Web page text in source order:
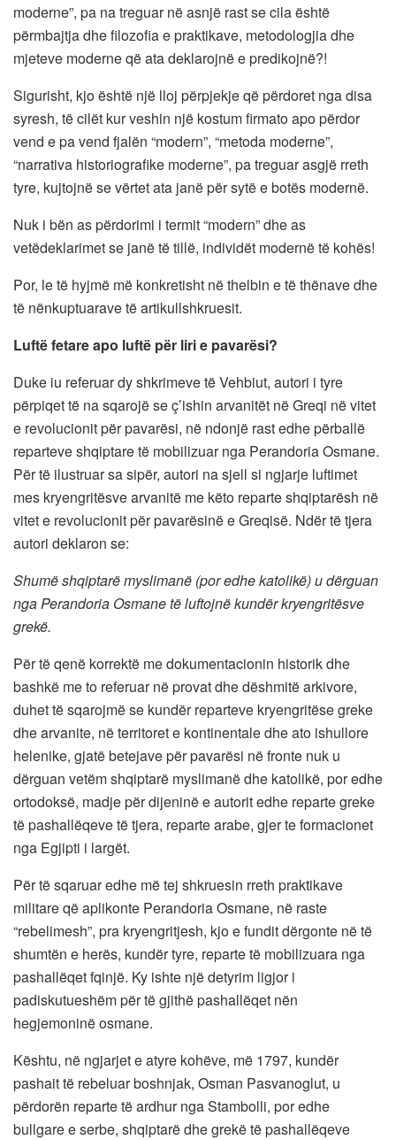
moderne”, pa na treguar në asnjë rast se cila është
përmbajtja dhe filozofia e praktikave, metodologjia dhe
mjeteve moderne që ata deklarojnë e predikojnë?!
Sigurisht, kjo është një lloj përpjekje që përdoret nga disa
syresh, të cilët kur veshin një kostum firmato apo përdor
vend e pa vend fjalën “modern”, “metoda moderne”,
“narrativa historiografike moderne”, pa treguar asgjë rreth
tyre, kujtojnë se vërtet ata janë për sytë e botës modernë.
Nuk i bën as përdorimi i termit “modern” dhe as
vetëdeklarimet se janë të tillë, individët modernë të kohës!
Por, le të hyjmë më konkretisht në thelbin e të thënave dhe
të nënkuptuarave të artikullshkruesit.
Luftë fetare apo luftë për liri e pavarësi?
Duke iu referuar dy shkrimeve të Vehbiut, autori i tyre
përpiqet të na sqarojë se ç’ishin arvanitët në Greqi në vitet
e revolucionit për pavarësi, në ndonjë rast edhe përballë
reparteve shqiptare të mobilizuar nga Perandoria Osmane.
Për të ilustruar sa sipër, autori na sjell si ngjarje luftimet
mes kryengritësve arvanitë me këto reparte shqiptarësh në
vitet e revolucionit për pavarësinë e Greqisë. Ndër të tjera
autori deklaron se:
Shumë shqiptarë myslimanë (por edhe katolikë) u dërguan
nga Perandoria Osmane të luftojnë kundër kryengritësve
grekë.
Për të qenë korrektë me dokumentacionin historik dhe
bashkë me to referuar në provat dhe dëshmitë arkivore,
duhet të sqarojmë se kundër reparteve kryengritëse greke
dhe arvanite, në territoret e kontinentale dhe ato ishullore
helenike, gjatë betejave për pavarësi në fronte nuk u
dërguan vetëm shqiptarë myslimanë dhe katolikë, por edhe
ortodoksë, madje për dijeninë e autorit edhe reparte greke
të pashallëqeve të tjera, reparte arabe, gjer te formacionet
nga Egjipti i largët.
Për të sqaruar edhe më tej shkruesin rreth praktikave
militare që aplikonte Perandoria Osmane, në raste
“rebelimesh”, pra kryengritjesh, kjo e fundit dërgonte në të
shumtën e herës, kundër tyre, reparte të mobilizuara nga
pashallëqet fqinjë. Ky ishte një detyrim ligjor i
padiskutueshëm për të gjithë pashallëqet nën
hegjemoninë osmane.
Kështu, në ngjarjet e atyre kohëve, më 1797, kundër
pashait të rebeluar boshnjak, Osman Pasvanoglut, u
përdorën reparte të ardhur nga Stambolli, por edhe
bullgare e serbe, shqiptarë dhe grekë të pashallëqeve